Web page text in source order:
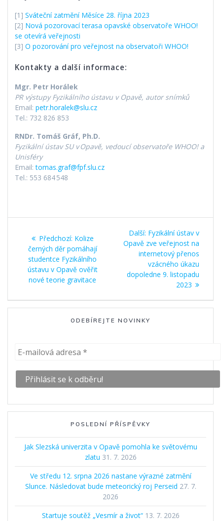
[1] Sváteční zatmění Měsíce 28. října 2023
[2] Nová pozorovací terasa opavské observatoře WHOO!
se otevírá veřejnosti
[3] O pozorování pro veřejnost na observatoři WHOO!
Kontakty a další informace:
Mgr. Petr Horálek
PR výstupy Fyzikálního ústavu v Opavě, autor snímků
Email: petr.horalek@slu.cz
Tel.: 732 826 853
RNDr. Tomáš Gráf, Ph.D.
Fyzikální ústav SU v Opavě, vedoucí observatoře WHOO! a
Unisféry
Email:tomas.graf@fpf.slu.cz
Tel.: 553 684 548
pro
příspěvek
Předchozí: Předchozí
příspěvek:
Kolize
černých děr pomáhají
studentce Fyzikálního
ústavu v Opavě ověřit
nové teorie gravitace
Další: Další
příspěvek:
Fyzikální ústav v
Opavě zve veřejnost na
internetový přenos
vzácného úkazu
dopoledne 9. listopadu
2023
ODEBÍREJTE NOVINKY
POSLEDNÍ PŘÍSPĚVKY
Jak Slezská univerzita v Opavě pomohla ke světovému
zlatu 31. 7. 2026
Ve středu 12. srpna 2026 nastane výrazné zatmění
Slunce. Následovat bude meteorický roj Perseid 27. 7.
2026
Startuje soutěž „Vesmír a život“ 13. 7. 2026